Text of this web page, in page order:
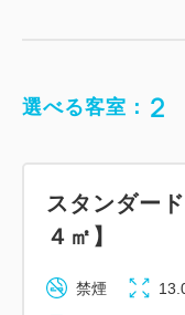
月曜日が祝日の
なります。
9:30）となります
す。
選べる客室： 2
スタンダー
４㎡】
禁煙